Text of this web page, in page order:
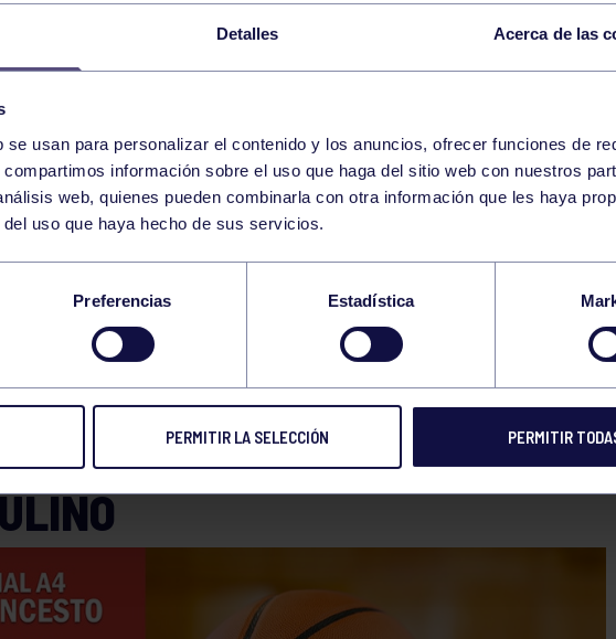
Detalles Acerca de las
usan para personalizar el contenido y los anuncios, ofrecer funciones de
información sobre el uso que haga del sitio web con nuestros
web, quienes pueden combinarla con otra información que les haya
uso que haya hecho de sus servicios.
Preferencias Estadística
PERMITIR LA SELECCIÓN PERMITIR
A4
09 ABR 2025 Comparte
– BALONCESTO CADETE